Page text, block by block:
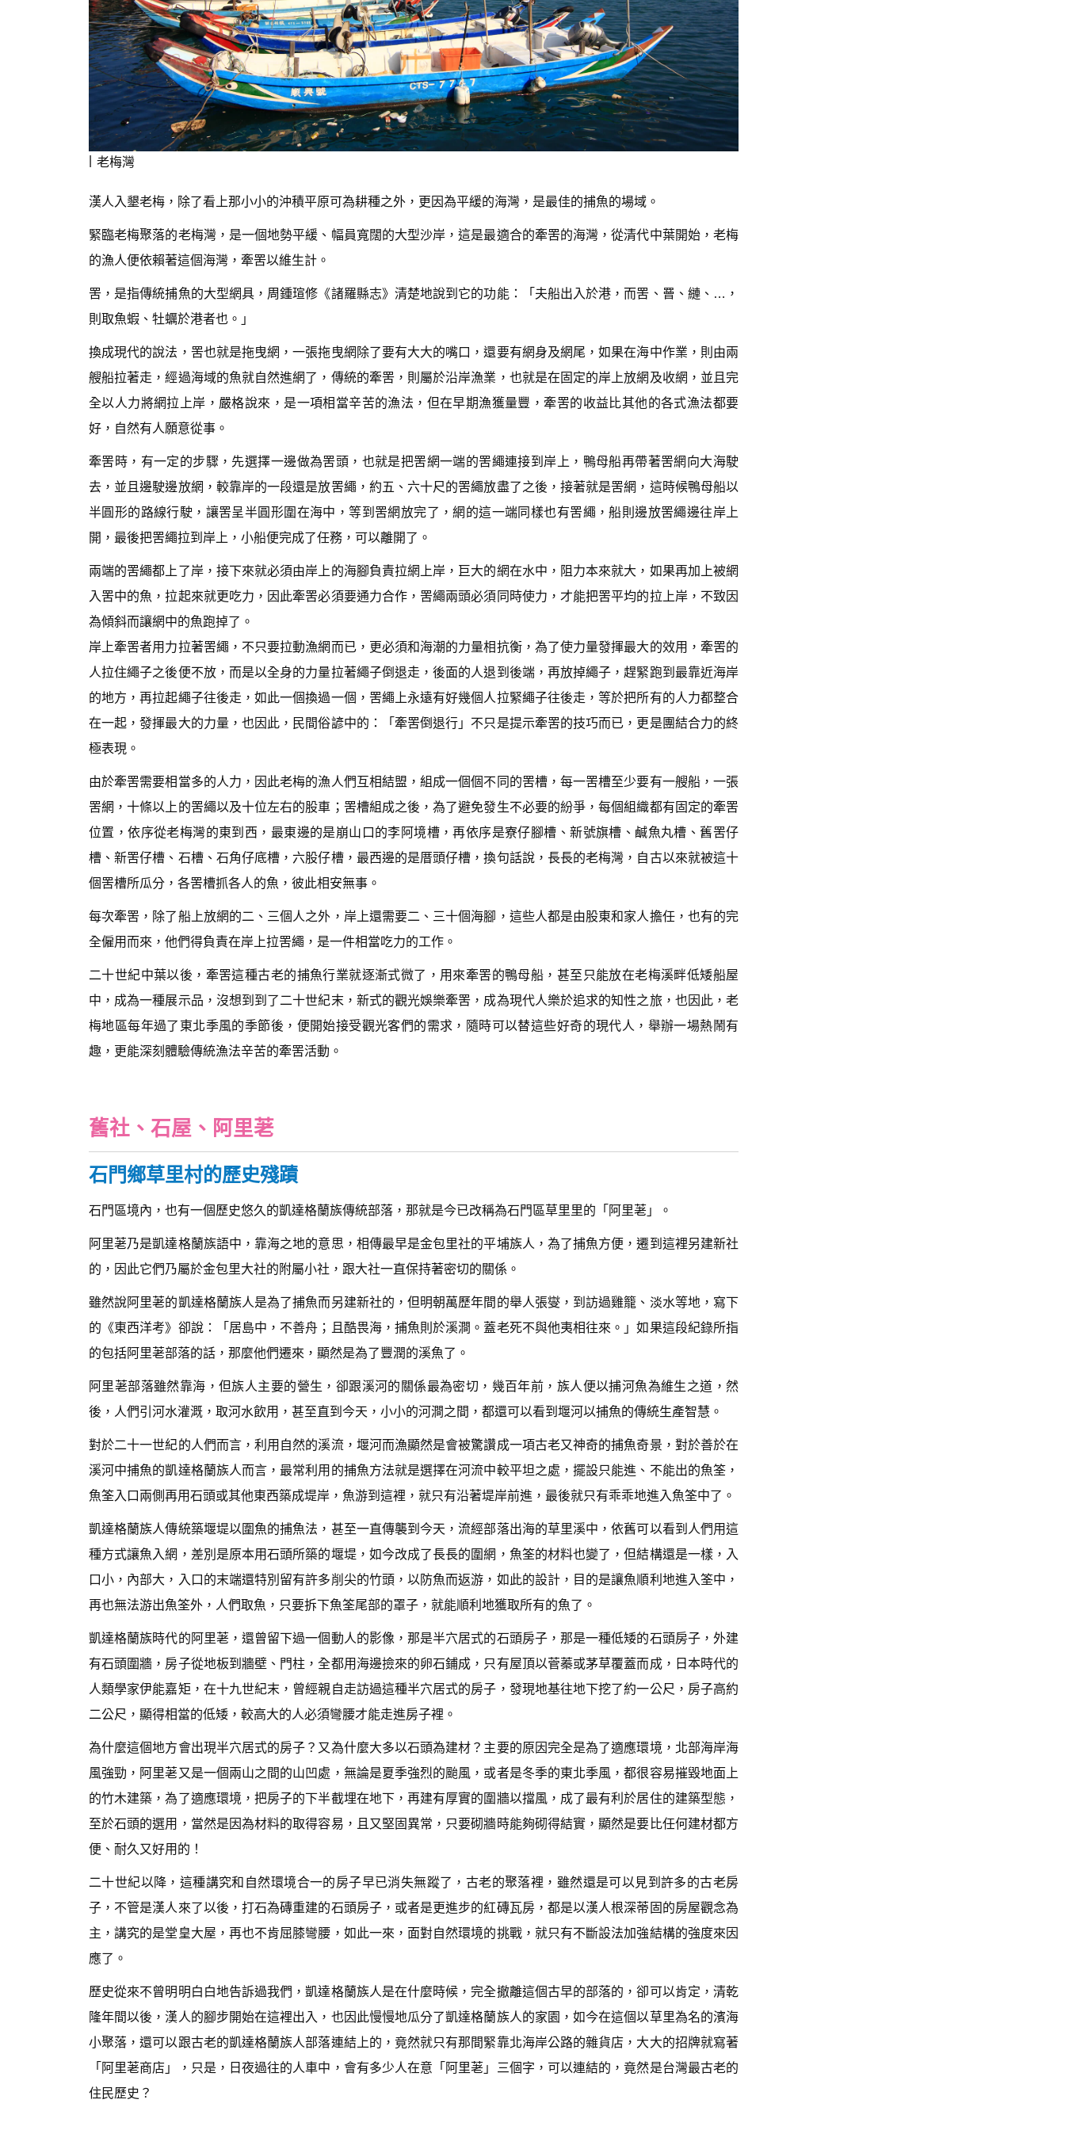
老梅灣
漢人入墾老梅，除了看上那小小的沖積平原可為耕種之外，更因為平緩的海灣，是最佳的捕魚的場域。
緊臨老梅聚落的老梅灣，是一個地勢平緩、幅員寬闊的大型沙岸，這是最適合的牽罟的海灣，從清代中葉開始，老梅
的漁人便依賴著這個海灣，牽罟以維生計。
罟，是指傳統捕魚的大型網具，周鍾瑄修《諸羅縣志》清楚地說到它的功能：「夫船出入於港，而罟、罾、縺、…，
則取魚蝦、牡蠣於港者也。」
換成現代的說法，罟也就是拖曳網，一張拖曳網除了要有大大的嘴口，還要有網身及網尾，如果在海中作業，則由兩
艘船拉著走，經過海域的魚就自然進網了，傳統的牽罟，則屬於沿岸漁業，也就是在固定的岸上放網及收網，並且完
全以人力將網拉上岸，嚴格說來，是一項相當辛苦的漁法，但在早期漁獲量豐，牽罟的收益比其他的各式漁法都要
好，自然有人願意從事。
牽罟時，有一定的步驟，先選擇一邊做為罟頭，也就是把罟網一端的罟繩連接到岸上，鴨母船再帶著罟網向大海駛
去，並且邊駛邊放網，較靠岸的一段還是放罟繩，約五、六十尺的罟繩放盡了之後，接著就是罟網，這時候鴨母船以
半圓形的路線行駛，讓罟呈半圓形圍在海中，等到罟網放完了，網的這一端同樣也有罟繩，船則邊放罟繩邊往岸上
開，最後把罟繩拉到岸上，小船便完成了任務，可以離開了。
兩端的罟繩都上了岸，接下來就必須由岸上的海腳負責拉網上岸，巨大的網在水中，阻力本來就大，如果再加上被網
入罟中的魚，拉起來就更吃力，因此牽罟必須要通力合作，罟繩兩頭必須同時使力，才能把罟平均的拉上岸，不致因
為傾斜而讓網中的魚跑掉了。
岸上牽罟者用力拉著罟繩，不只要拉動漁網而已，更必須和海潮的力量相抗衡，為了使力量發揮最大的效用，牽罟的
人拉住繩子之後便不放，而是以全身的力量拉著繩子倒退走，後面的人退到後端，再放掉繩子，趕緊跑到最靠近海岸
的地方，再拉起繩子往後走，如此一個換過一個，罟繩上永遠有好幾個人拉緊繩子往後走，等於把所有的人力都整合
在一起，發揮最大的力量，也因此，民間俗諺中的：「牽罟倒退行」不只是提示牽罟的技巧而已，更是團結合力的終
極表現。
由於牽罟需要相當多的人力，因此老梅的漁人們互相結盟，組成一個個不同的罟槽，每一罟槽至少要有一艘船，一張
罟網，十條以上的罟繩以及十位左右的股車；罟槽組成之後，為了避免發生不必要的紛爭，每個組織都有固定的牽罟
位置，依序從老梅灣的東到西，最東邊的是崩山口的李阿境槽，再依序是寮仔腳槽、新號旗槽、鹹魚丸槽、舊罟仔
槽、新罟仔槽、石槽、石角仔底槽，六股仔槽，最西邊的是厝頭仔槽，換句話說，長長的老梅灣，自古以來就被這十
個罟槽所瓜分，各罟槽抓各人的魚，彼此相安無事。
每次牽罟，除了船上放網的二、三個人之外，岸上還需要二、三十個海腳，這些人都是由股東和家人擔任，也有的完
全僱用而來，他們得負責在岸上拉罟繩，是一件相當吃力的工作。
二十世紀中葉以後，牽罟這種古老的捕魚行業就逐漸式微了，用來牽罟的鴨母船，甚至只能放在老梅溪畔低矮船屋
中，成為一種展示品，沒想到到了二十世紀末，新式的觀光娛樂牽罟，成為現代人樂於追求的知性之旅，也因此，老
梅地區每年過了東北季風的季節後，便開始接受觀光客們的需求，隨時可以替這些好奇的現代人，舉辦一場熱鬧有
趣，更能深刻體驗傳統漁法辛苦的牽罟活動。
舊社、石屋、阿里荖
石門鄉草里村的歷史殘蹟
石門區境內，也有一個歷史悠久的凱達格蘭族傳統部落，那就是今已改稱為石門區草里里的「阿里荖」。
阿里荖乃是凱達格蘭族語中，靠海之地的意思，相傳最早是金包里社的平埔族人，為了捕魚方便，遷到這裡另建新社
的，因此它們乃屬於金包里大社的附屬小社，跟大社一直保持著密切的關係。
雖然說阿里荖的凱達格蘭族人是為了捕魚而另建新社的，但明朝萬歷年間的舉人張燮，到訪過雞籠、淡水等地，寫下
的《東西洋考》卻說：「居島中，不善舟；且酷畏海，捕魚則於溪澗。蓋老死不與他夷相往來。」如果這段紀錄所指
的包括阿里荖部落的話，那麼他們遷來，顯然是為了豐潤的溪魚了。
阿里荖部落雖然靠海，但族人主要的營生，卻跟溪河的關係最為密切，幾百年前，族人便以捕河魚為維生之道，然
後，人們引河水灌溉，取河水飲用，甚至直到今天，小小的河澗之間，都還可以看到堰河以捕魚的傳統生產智慧。
對於二十一世紀的人們而言，利用自然的溪流，堰河而漁顯然是會被驚讚成一項古老又神奇的捕魚奇景，對於善於在
溪河中捕魚的凱達格蘭族人而言，最常利用的捕魚方法就是選擇在河流中較平坦之處，擺設只能進、不能出的魚筌，
魚筌入口兩側再用石頭或其他東西築成堤岸，魚游到這裡，就只有沿著堤岸前進，最後就只有乖乖地進入魚筌中了。
凱達格蘭族人傳統築堰堤以圍魚的捕魚法，甚至一直傳襲到今天，流經部落出海的草里溪中，依舊可以看到人們用這
種方式讓魚入網，差別是原本用石頭所築的堰堤，如今改成了長長的圍網，魚筌的材料也變了，但結構還是一樣，入
口小，內部大，入口的末端還特別留有許多削尖的竹頭，以防魚而返游，如此的設計，目的是讓魚順利地進入筌中，
再也無法游出魚筌外，人們取魚，只要拆下魚筌尾部的罩子，就能順利地獲取所有的魚了。
凱達格蘭族時代的阿里荖，還曾留下過一個動人的影像，那是半穴居式的石頭房子，那是一種低矮的石頭房子，外建
有石頭圍牆，房子從地板到牆壁、門柱，全都用海邊撿來的卵石鋪成，只有屋頂以菅蓁或茅草覆蓋而成，日本時代的
人類學家伊能嘉矩，在十九世紀末，曾經親自走訪過這種半穴居式的房子，發現地基往地下挖了約一公尺，房子高約
二公尺，顯得相當的低矮，較高大的人必須彎腰才能走進房子裡。
為什麼這個地方會出現半穴居式的房子？又為什麼大多以石頭為建材？主要的原因完全是為了適應環境，北部海岸海
風強勁，阿里荖又是一個兩山之間的山凹處，無論是夏季強烈的颱風，或者是冬季的東北季風，都很容易摧毀地面上
的竹木建築，為了適應環境，把房子的下半截埋在地下，再建有厚實的圍牆以擋風，成了最有利於居住的建築型態，
至於石頭的選用，當然是因為材料的取得容易，且又堅固異常，只要砌牆時能夠砌得結實，顯然是要比任何建材都方
便、耐久又好用的！
二十世紀以降，這種講究和自然環境合一的房子早已消失無蹤了，古老的聚落裡，雖然還是可以見到許多的古老房
子，不管是漢人來了以後，打石為磚重建的石頭房子，或者是更進步的紅磚瓦房，都是以漢人根深蒂固的房屋觀念為
主，講究的是堂皇大屋，再也不肯屈膝彎腰，如此一來，面對自然環境的挑戰，就只有不斷設法加強結構的強度來因
應了。
歷史從來不曾明明白白地告訴過我們，凱達格蘭族人是在什麼時候，完全撤離這個古早的部落的，卻可以肯定，清乾
隆年間以後，漢人的腳步開始在這裡出入，也因此慢慢地瓜分了凱達格蘭族人的家園，如今在這個以草里為名的濱海
小聚落，還可以跟古老的凱達格蘭族人部落連結上的，竟然就只有那間緊靠北海岸公路的雜貨店，大大的招牌就寫著
「阿里荖商店」，只是，日夜過往的人車中，會有多少人在意「阿里荖」三個字，可以連結的，竟然是台灣最古老的
住民歷史？